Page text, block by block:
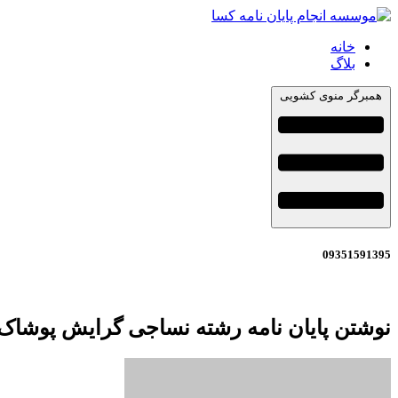
خانه
بلاگ
همبرگر منوی کشویی
09351591395
نوشتن پایان نامه رشته نساجی گرایش